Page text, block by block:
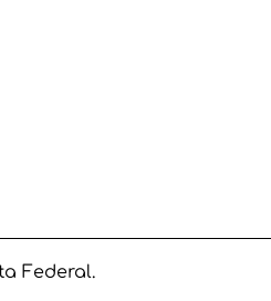
Federal.